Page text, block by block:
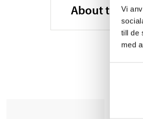
Vi
till de
med
About the